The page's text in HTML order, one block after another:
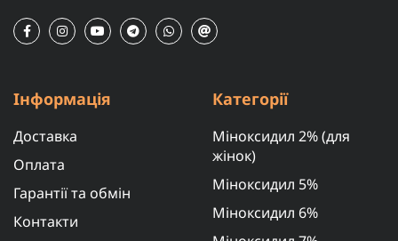
Інформація
Доставка
Оплата
Гарантії та обмін
Контакти
Категорії
Міноксидил 2% (для
жінок)
Міноксидил 5%
Міноксидил 6%